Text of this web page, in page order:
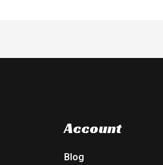
Account
Blog